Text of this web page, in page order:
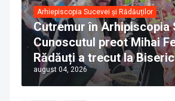
Arhiepiscopia Sucevei și Rădăuților
Cutremur în Arhipiscopia
Cunoscutul preot Mihai
Rădăuți a trecut la
Ortodoxă Valahă. ÎPS
că îi pregătește judecata
august 04, 2026